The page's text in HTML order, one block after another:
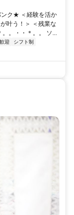
ク★ ＜経験を活か
叶う！＞ ＜残業な
。・・＊。。 ソ...
迎
シフト制